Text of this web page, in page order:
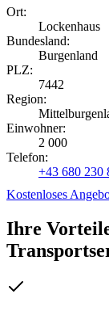
Ort:
Lockenhaus
Bundesland:
Burgenland
PLZ:
7442
Region:
Einwohner:
2 000
Telefon:
+43 680 230
Kostenloses
Ihre